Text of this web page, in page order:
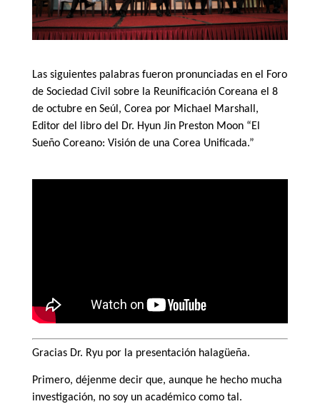
Las siguientes palabras fueron pronunciadas en el Foro
de Sociedad Civil sobre la Reunificación Coreana el 8
de octubre en Seúl, Corea por Michael Marshall,
Editor del libro del Dr. Hyun Jin Preston Moon “El
Sueño Coreano: Visión de una Corea Unificada.”
Gracias Dr. Ryu por la presentación halagüeña.
Primero, déjenme decir que, aunque he hecho mucha
investigación, no soy un académico como tal.